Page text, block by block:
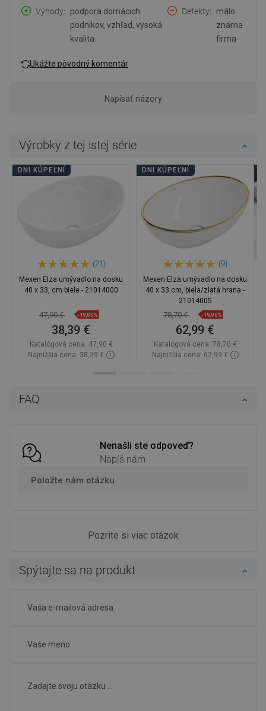
FAQ
Nenašli ste odpoveď?
Napíš nám
Položte nám otázku
Pozrite si viac otázok
Výhody
podpora domácich
podnikov, vzhľad, vysoká
kvalita
Defekty
málo
známa
firma
Ukážte pôvodný komentár
Napísať názory
Spýtajte sa na produkt
Výrobky z tej istej série
DNI KÚPEĽNÍ
(21)
Mexen Elza umývadlo na dosku
40 x 33, cm biele - 21014000
47,90 € -19,85%
38,39 €
Katalógová cena: 47,90 €
Najnižšia cena: 38,39 €
DNI KÚPEĽNÍ
(9)
Mexen Elza umývadlo na dosku
40 x 33 cm, biela/zlatá hrana -
21014005
78,70 € -19,96%
62,99 €
Katalógová cena: 78,70 €
Najnižšia cena: 62,99 €